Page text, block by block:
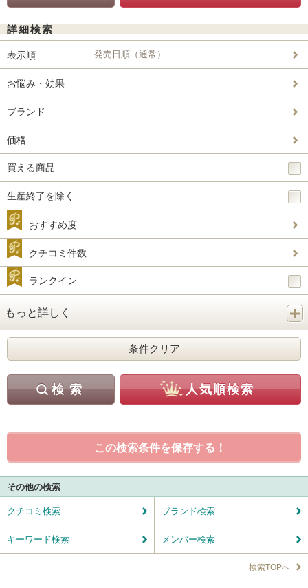
詳細検索
表示順 発売日順（通常）
お悩み・効果
ブランド
価格
買える商品
生産終了を除く
おすすめ度
クチコミ件数
ランクイン
もっと詳しく
この検索条件を保存する！
その他の検索
クチコミ検索 ブランド検索
キーワード検索 メンバー検索
検索TOPへ